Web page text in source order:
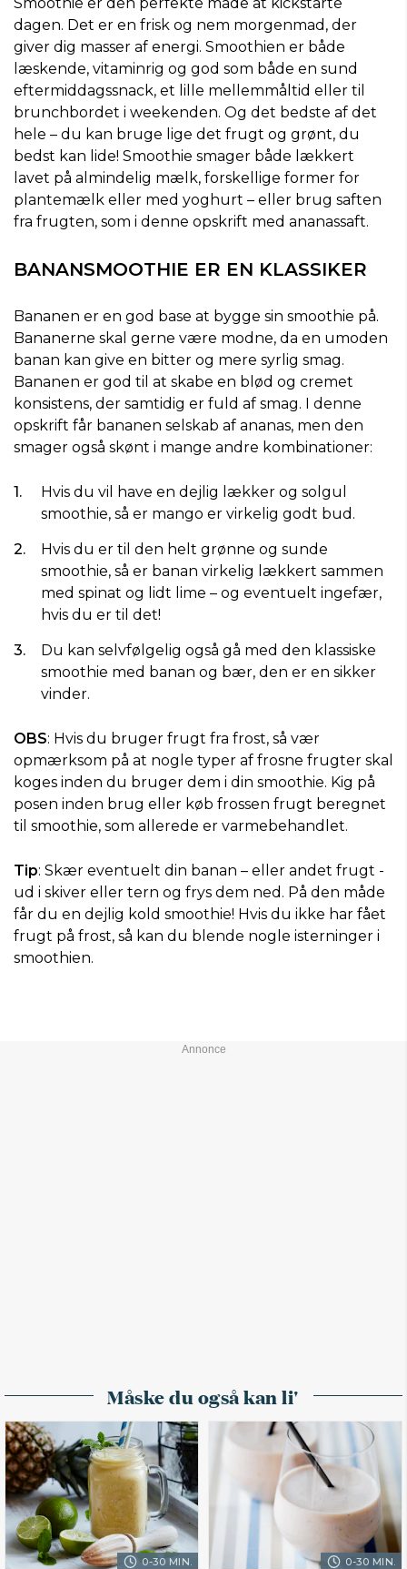
dagen. Det er en frisk og nem morgenmad, der
giver dig masser af energi. Smoothien er både
læskende, vitaminrig og god som både en sund
eftermiddagssnack, et lille mellemmåltid eller til
brunchbordet i weekenden. Og det bedste af det
hele – du kan bruge lige det frugt og grønt, du
bedst kan lide! Smoothie smager både lækkert
lavet på almindelig mælk, forskellige former for
plantemælk eller med yoghurt – eller brug saften
fra frugten, som i denne opskrift med ananassaft.
BANANSMOOTHIE ER EN KLASSIKER
Bananen er en god base at bygge sin smoothie på.
Bananerne skal gerne være modne, da en umoden
banan kan give en bitter og mere syrlig smag.
Bananen er god til at skabe en blød og cremet
konsistens, der samtidig er fuld af smag. I denne
opskrift får bananen selskab af ananas, men den
smager også skønt i mange andre kombinationer:
Hvis du vil have en dejlig lækker og solgul
smoothie, så er mango er virkelig godt bud.
Hvis du er til den helt grønne og sunde
smoothie, så er banan virkelig lækkert sammen
med spinat og lidt lime – og eventuelt ingefær,
hvis du er til det!
Du kan selvfølgelig også gå med den klassiske
smoothie med banan og bær, den er en sikker
vinder.
OBS: Hvis du bruger frugt fra frost, så vær
opmærksom på at nogle typer af frosne frugter skal
koges inden du bruger dem i din smoothie. Kig på
posen inden brug eller køb frossen frugt beregnet
til smoothie, som allerede er varmebehandlet.
Tip: Skær eventuelt din banan – eller andet frugt -
ud i skiver eller tern og frys dem ned. På den måde
får du en dejlig kold smoothie! Hvis du ikke har fået
frugt på frost, så kan du blende nogle isterninger i
smoothien.
Måske du også kan li'
0-30 MIN. 0-30 MIN.